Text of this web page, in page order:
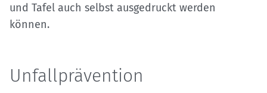
und Tafel auch selbst ausgedruckt werden
können.
Unfallprävention